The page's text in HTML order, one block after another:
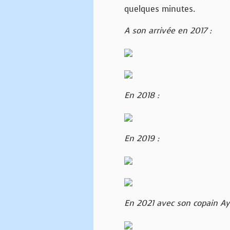
quelques minutes.
A son arrivée en 2017 :
En 2018 :
En 2019 :
En 2021 avec son copain